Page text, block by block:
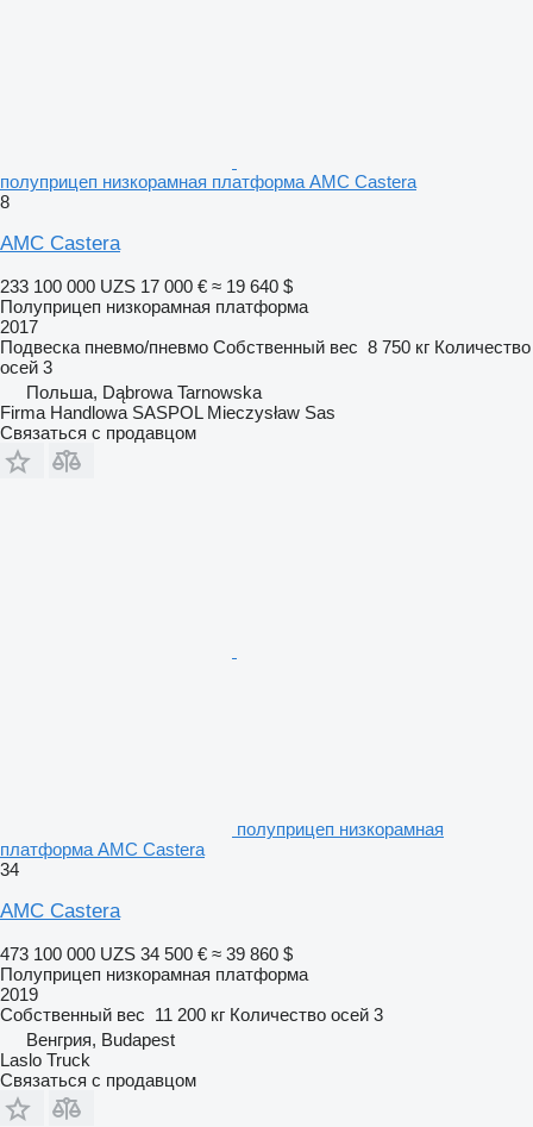
полуприцеп низкорамная платформа AMC Castera
8
AMC Castera
233 100 000 UZS 17 000 € ≈ 19 640 $
Полуприцеп низкорамная платформа
2017
Подвеска пневмо/пневмо Собственный вес 8 750 кг Количество
осей 3
Польша, Dąbrowa Tarnowska
Firma Handlowa SASPOL Mieczysław Sas
Связаться с продавцом
полуприцеп низкорамная
платформа AMC Castera
34
AMC Castera
473 100 000 UZS 34 500 € ≈ 39 860 $
Полуприцеп низкорамная платформа
2019
Собственный вес 11 200 кг Количество осей 3
Венгрия, Budapest
Laslo Truck
Связаться с продавцом